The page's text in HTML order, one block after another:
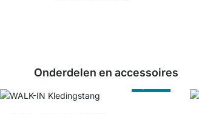
Onderdelen en accessoires